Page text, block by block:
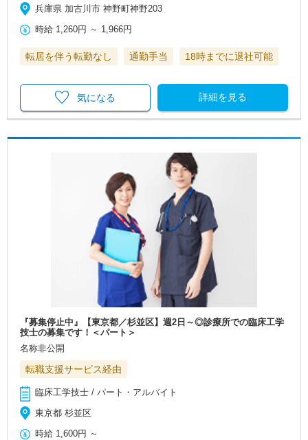
兵庫県 加古川市 神野町神野203
時給 1,260円 ～ 1,966円
転居を伴う転勤なし 通勤手当 18時までに退社可能
詳細を見る
気になる
『募集停止中』【東京都／杉並区】週2日～◎診療所での臨床工学
技士の募集です！＜パート＞
名称非公開
転職支援サービス経由
臨床工学技士 / パート・アルバイト
東京都 杉並区
時給 1,600円 ～